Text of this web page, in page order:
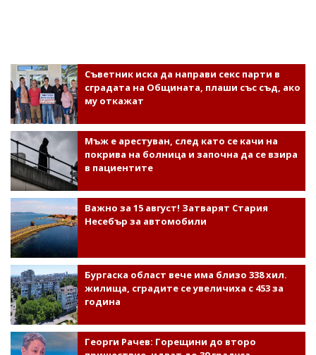
Съветник иска да направи секс парти в
сградата на Общината, плаши със съд, ако
му откажат
Мъж е арестуван, след като се качи на
покрива на болница и започна да се взира
в пациентите
Важно за 15 август! Затварят Стария
Несебър за автомобили
Бургаска област вече има близо 338 хил.
жилища, сградите се увеличиха с 453 за
година
Георги Рачев: Горещини до второ